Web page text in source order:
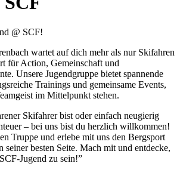
@ SCF!
wartet auf dich mehr als nur Skifahren
für Action, Gemeinschaft und
Unsere Jugendgruppe bietet spannende
Trainings und gemeinsame Events,
im Mittelpunkt stehen.
Skifahrer bist oder einfach neugierig
– bei uns bist du herzlich willkommen!
Truppe und erlebe mit uns den Bergsport
seiner besten Seite. Mach mit und entdecke,
Jugend zu sein!”